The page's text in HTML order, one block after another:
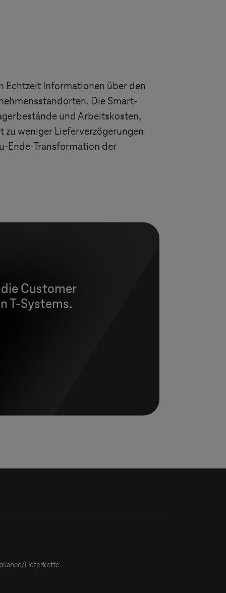
Echtzeit Informationen über den
Die Smart-
und Arbeitskosten,
weniger Lieferverzögerungen
Ende-Transformation der
Customer
T-Systems.
Lieferkette